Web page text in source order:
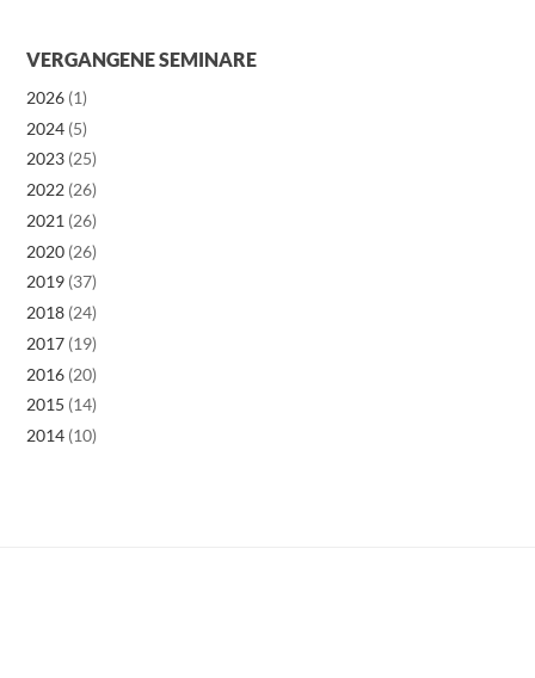
VERGANGENE SEMINARE
2026 (1)
2024 (5)
2023 (25)
2022 (26)
2021 (26)
2020 (26)
2019 (37)
2018 (24)
2017 (19)
2016 (20)
2015 (14)
2014 (10)